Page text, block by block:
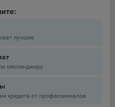
лучшее
мессенджеру
кредита от профессионалов